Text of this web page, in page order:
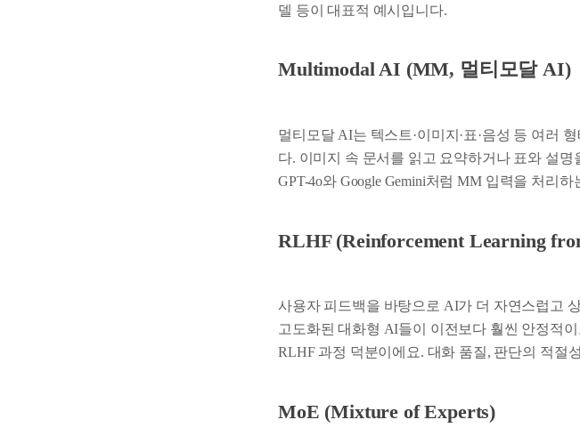
델 등이 대표적 예시입니다.
Multimodal AI (MM, 멀티모달 AI)
멀티모달 AI는 텍스트·이미지·표·음성 등 여러
다. 이미지 속 문서를 읽고 요약하거나 표와 설
GPT-4o와 Google Gemini처럼 MM 입력을 처리
RLHF (Reinforcement Learning
사용자 피드백을 바탕으로 AI가 더 자연스럽고
고도화된 대화형 AI들이 이전보다 훨씬 안정적
RLHF 과정 덕분이에요. 대화 품질, 판단의 적절
MoE (Mixture of Experts)